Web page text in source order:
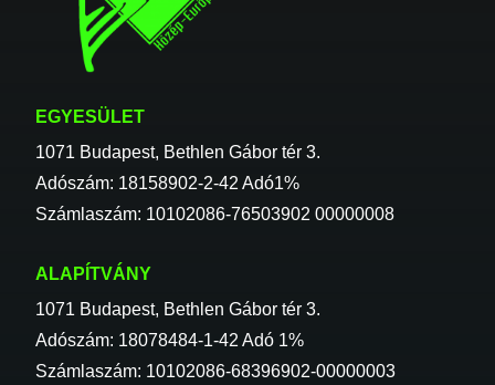
EGYESÜLET
1071 Budapest, Bethlen Gábor tér 3.
Adószám: 18158902-2-42 Adó1%
Számlaszám: 10102086-76503902 00000008
ALAPÍTVÁNY
1071 Budapest, Bethlen Gábor tér 3.
Adószám: 18078484-1-42 Adó 1%
Számlaszám: 10102086-68396902-00000003